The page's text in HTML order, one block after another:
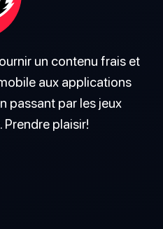
un contenu frais et
aux applications
passant par les jeux
plaisir!